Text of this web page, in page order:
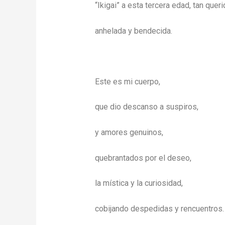
“Ikigai” a esta tercera edad, tan
anhelada y bendecida.
Este es mi cuerpo,
que dio descanso a suspiros,
y amores genuinos,
quebrantados por el deseo,
la mística y la curiosidad,
cobijando despedidas y rencuentros.